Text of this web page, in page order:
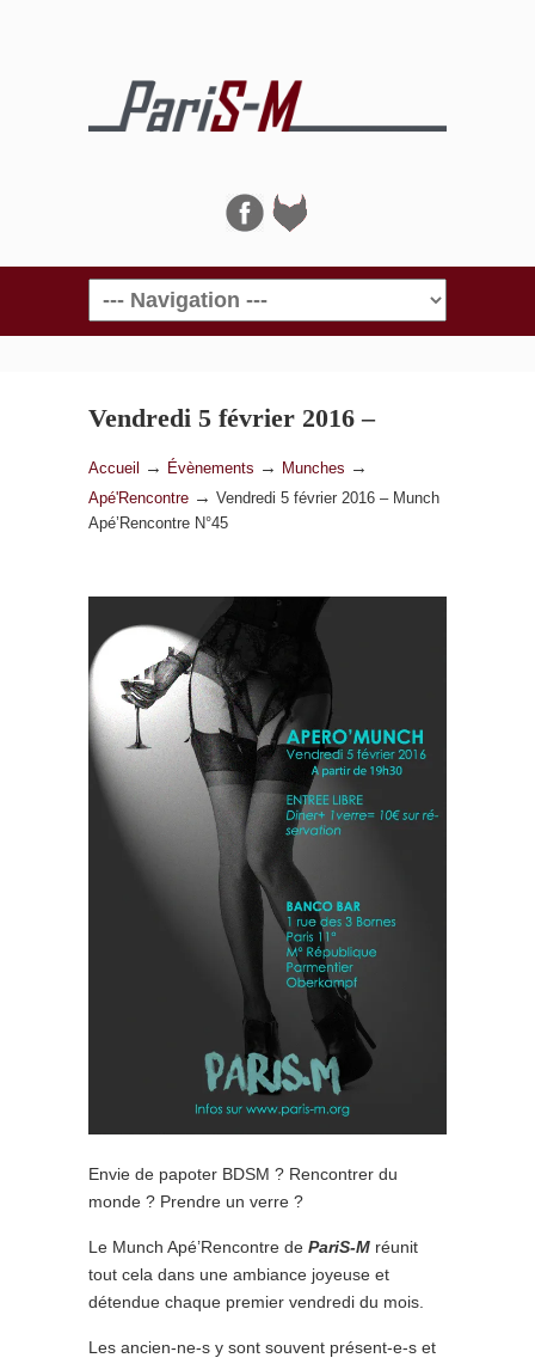
Navigation
Vendredi 5 février 2016 –
Munch Apé’Rencontre N°45
Accueil → Évènements → Munches →
Apé'Rencontre → Vendredi 5 février 2016 – Munch
Apé’Rencontre N°45
Envie de papoter BDSM ? Rencontrer du
monde ? Prendre un verre ?
Le Munch Apé’Rencontre de PariS-M réunit
tout cela dans une ambiance joyeuse et
détendue chaque premier vendredi du mois.
Les ancien-ne-s y sont souvent présent-e-s et